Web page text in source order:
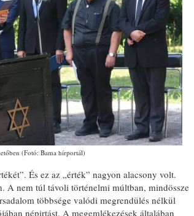
(Fotó: Bama hírportál)
És ez az „érték” nagyon alacsony volt.
A nem túl távoli történelmi múltban, mindössze
többsége valódi megrendülés nélkül
népirtást. A megemlékezések általában